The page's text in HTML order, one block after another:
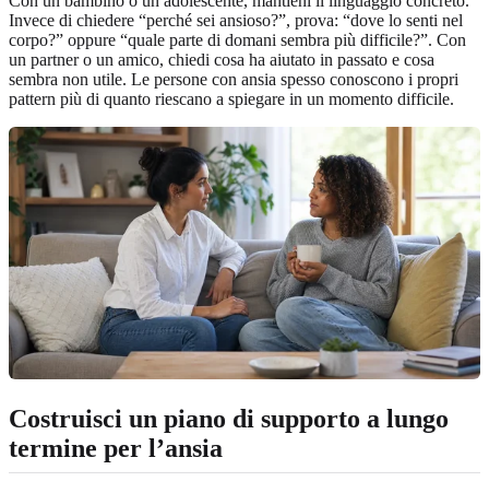
Invece di chiedere “perché sei ansioso?”, prova: “dove lo senti nel
corpo?” oppure “quale parte di domani sembra più difficile?”. Con
un partner o un amico, chiedi cosa ha aiutato in passato e cosa
sembra non utile. Le persone con ansia spesso conoscono i propri
pattern più di quanto riescano a spiegare in un momento difficile.
Costruisci un piano di supporto a lungo
termine per l’ansia